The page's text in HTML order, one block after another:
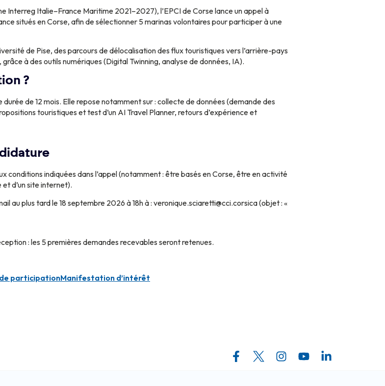
Interreg Italie–France Maritime 2021–2027), l’EPCI de Corse lance un appel à
situés en Corse, afin de sélectionner 5 marinas volontaires pour participer à une
de Pise, des parcours de délocalisation des flux touristiques vers l’arrière-pays
à des outils numériques (Digital Twinning, analyse de données, IA).
?
de 12 mois. Elle repose notamment sur : collecte de données (demande des
touristiques et test d’un AI Travel Planner, retours d’expérience et
conditions indiquées dans l’appel (notamment : être basés en Corse, être en activité
d’un site internet).
au plus tard le 18 septembre 2026 à 18h à : veronique.sciaretti@cci.corsica (objet : «
: les 5 premières demandes recevables seront retenues.
participationManifestation d’intérêt